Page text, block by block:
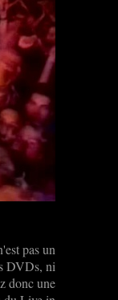
pas un
DVDs, ni
donc une